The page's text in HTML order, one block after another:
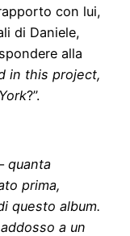
con lui,
di Daniele,
alla
in this project,
?”.
quanta
prima,
questo album.
a un